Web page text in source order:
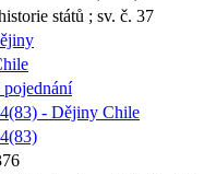
států ; sv. č. 37
pojednání
- Dějiny Chile